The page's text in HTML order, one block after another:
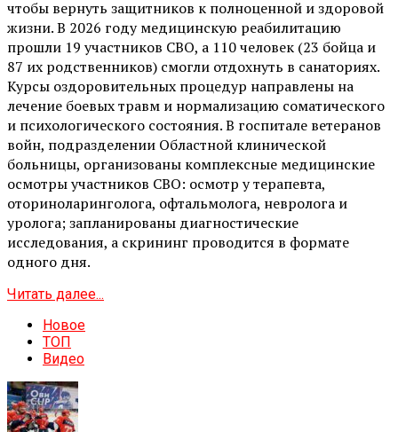
чтобы вернуть защитников к полноценной и здоровой
жизни. В 2026 году медицинскую реабилитацию
прошли 19 участников СВО, а 110 человек (23 бойца и
87 их родственников) смогли отдохнуть в санаториях.
Курсы оздоровительных процедур направлены на
лечение боевых травм и нормализацию соматического
и психологического состояния. В госпитале ветеранов
войн, подразделении Областной клинической
больницы, организованы комплексные медицинские
осмотры участников СВО: осмотр у терапевта,
оториноларинголога, офтальмолога, невролога и
уролога; запланированы диагностические
исследования, а скрининг проводится в формате
одного дня.
Читать далее...
Новое
ТОП
Видео